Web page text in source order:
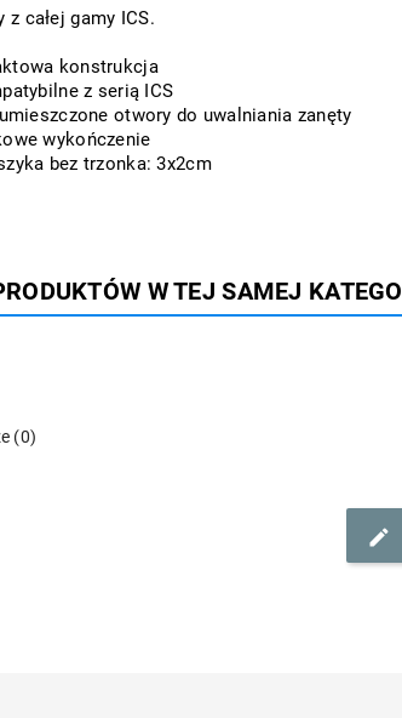
całej gamy ICS.
konstrukcja
z serią ICS
otwory do uwalniania zanęty
wykończenie
bez trzonka: 3x2cm
W TEJ SAMEJ
(0)